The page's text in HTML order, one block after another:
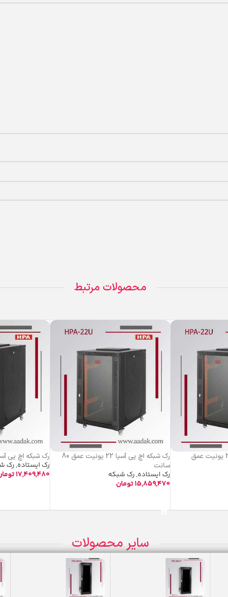
محصولات مرتبط
رک شبکه اچ پی آسیا 22 یونیت عمق
رک شبکه اچ پی آسیا 22 یونیت عمق 80
سانت
رک ایستاده,رک شبکه
15,859,470تومان
رک شبکه اچ پی آسیا 27 یونیت
رک ایستاده, رک
17,409,480
سایر محصولات